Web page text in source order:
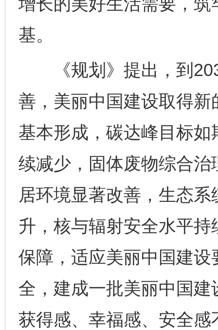
基。
《规划》提出，到
善，美丽中国建设取得
基本形成，碳达峰目标
续减少，固体废物综合
居环境显著改善，生态
升，核与辐射安全水平
保障，适应美丽中国建
全，建成一批美丽中国
获得感、幸福感、安全